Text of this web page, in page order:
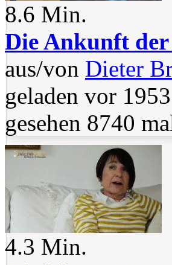
8.6 Min.
Die Ankunft
aus/von Dieter
geladen vor
gesehen 8740
4.3 Min.